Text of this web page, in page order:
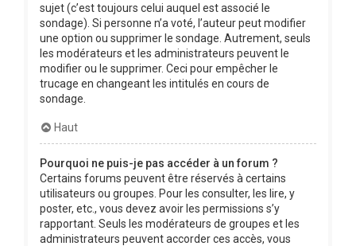
sujet (c’est toujours celui auquel est associé le
sondage). Si personne n’a voté, l’auteur peut modifier
une option ou supprimer le sondage. Autrement, seuls
les modérateurs et les administrateurs peuvent le
modifier ou le supprimer. Ceci pour empêcher le
trucage en changeant les intitulés en cours de
sondage.
Haut
Pourquoi ne puis-je pas accéder à un forum ?
Certains forums peuvent être réservés à certains
utilisateurs ou groupes. Pour les consulter, les lire, y
poster, etc., vous devez avoir les permissions s’y
rapportant. Seuls les modérateurs de groupes et les
administrateurs peuvent accorder ces accès, vous